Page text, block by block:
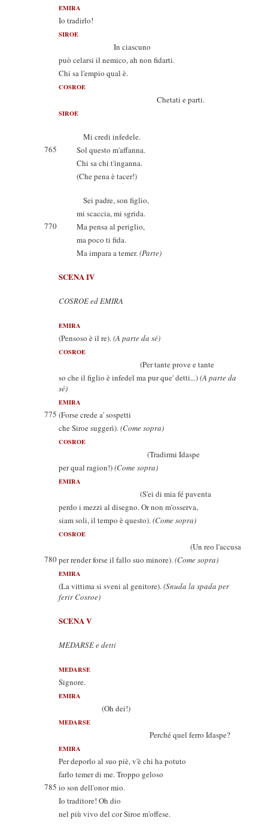
EMIRA
Io tradirlo!
SIROE
In ciascuno
può celarsi il nemico, ah non fidarti.
Chi sa l'empio qual è.
COSROE
Chetati e parti.
SIROE
Mi credi infedele.
765
Sol questo m'affanna.
Chi sa chi t'inganna.
(Che pena è tacer!)
Sei padre, son figlio,
mi scaccia, mi sgrida.
770
Ma pensa al periglio,
ma poco ti fida.
Ma impara a temer.(Parte)
SCENA IV
COSROE ed EMIRA
EMIRA
(Pensoso è il re).(A parte da sé)
COSROE
(Per tante prove e tante
so che il figlio è infedel ma pur que' detti...)(A parte da
sé)
EMIRA
775 (Forse crede a' sospetti
che Siroe suggerì).(Come sopra)
COSROE
(Tradirmi Idaspe
per qual ragion!)(Come sopra)
EMIRA
(S'ei di mia fé paventa
perdo i mezzi al disegno. Or non m'osserva,
siam soli, il tempo è questo).(Come sopra)
COSROE
(Un reo l'accusa
780per render forse il fallo suo minore).(Come sopra)
EMIRA
(La vittima si sveni al genitore).(Snuda la spada per
ferir Cosroe)
SCENA V
MEDARSE e detti
MEDARSE
Signore.
EMIRA
(Oh dei!)
MEDARSE
Perché quel ferro Idaspe?
EMIRA
Per deporlo al suo piè, v'è chi ha potuto
farlo temer di me. Troppo geloso
785 io son dell'onor mio.
Io traditore! Oh dio
nel più vivo del cor Siroe m'offese.